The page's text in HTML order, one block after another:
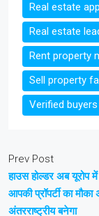
Real estate
Real estate
Rent property
Sell property
Verified
Prev Post
हाउस होल्डर अब यूरोप
आपकी प्रॉपर्टी का मौका
अंतरराष्ट्रीय बनेगा